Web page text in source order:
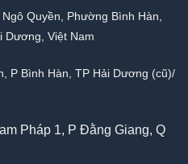
Quyền, Phường Bình Hàn,
Dương, Việt Nam
P Bình Hàn, TP Hải Dương (cũ)/
Pháp 1, P Đằng Giang, Q